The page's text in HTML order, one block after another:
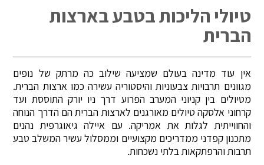
טיולי הליכות בטבע בארצות
הברית
אין עוד מדינה בעולם שמציעה שילוב כה מרתק של נופים
מגוונים תרבויות צבעוניות והיסטוריה עשירה כמו ארצות הברית.
מטיולים בין קניוני המערב הפרוע דרך ניו יורק התוססת ועד
קרחוני אלסקה טיולים מאורגנים לארצות הברית הם הדרך הנוחה
והחווייתית לגלות את אמריקה. עם איילה גיאוגרפית נהנים
מתכנון קפדני ממדריכים מקצועיים וממסלול עשיר המשלב טבע
תרבות והרפתקאות בלתי נשכחות.